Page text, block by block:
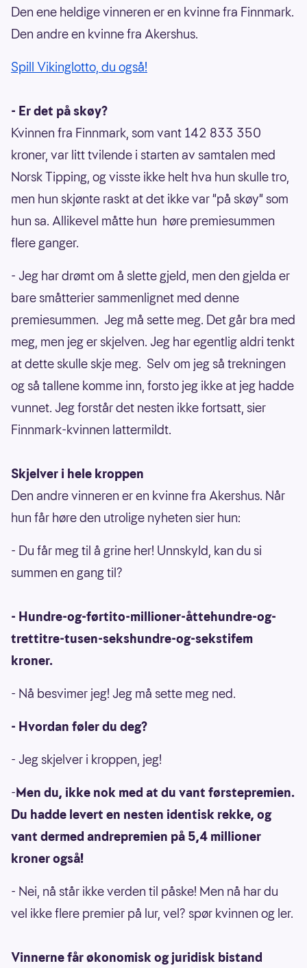
Den ene heldige vinneren er en kvinne fra Finnmark.
Den andre en kvinne fra Akershus.
Spill Vikinglotto, du også!
- Er det på skøy?
Kvinnen fra Finnmark, som vant 142 833 350
kroner, var litt tvilende i starten av samtalen med
Norsk Tipping, og visste ikke helt hva hun skulle tro,
men hun skjønte raskt at det ikke var "på skøy" som
hun sa. Allikevel måtte hun høre premiesummen
flere ganger.
- Jeg har drømt om å slette gjeld, men den gjelda er
bare småtterier sammenlignet med denne
premiesummen. Jeg må sette meg. Det går bra med
meg, men jeg er skjelven. Jeg har egentlig aldri tenkt
at dette skulle skje meg. Selv om jeg så trekningen
og så tallene komme inn, forsto jeg ikke at jeg hadde
vunnet. Jeg forstår det nesten ikke fortsatt, sier
Finnmark-kvinnen lattermildt.
Skjelver i hele kroppen
Den andre vinneren er en kvinne fra Akershus. Når
hun får høre den utrolige nyheten sier hun:
- Du får meg til å grine her! Unnskyld, kan du si
summen en gang til?
- Hundre-og-førtito-millioner-åttehundre-og-
trettitre-tusen-sekshundre-og-sekstifem
kroner.
- Nå besvimer jeg! Jeg må sette meg ned.
- Hvordan føler du deg?
- Jeg skjelver i kroppen, jeg!
-Men du, ikke nok med at du vant førstepremien.
Du hadde levert en nesten identisk rekke, og
vant dermed andrepremien på 5,4 millioner
kroner også!
- Nei, nå står ikke verden til påske! Men nå har du
vel ikke flere premier på lur, vel? spør kvinnen og ler.
Vinnerne får økonomisk og juridisk bistand